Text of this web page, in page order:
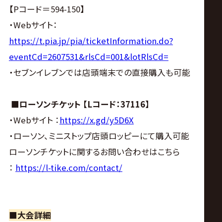
【Pコード＝594-150】
・Webサイト：
https://t.pia.jp/pia/ticketInformation.do?
eventCd=2607531&rlsCd=001&lotRlsCd=
・セブンイレブンでは店頭端末での直接購入も可能
■ローソンチケット 【Lコード：37116】
・Webサイト ： https://x.gd/y5D6X
・ローソン、ミニストップ店頭ロッピーにて購入可能
ローソンチケットに関するお問い合わせはこちら
： https://l-tike.com/contact/
■大会詳細